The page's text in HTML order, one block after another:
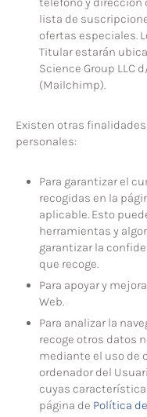
lista de
ofertas especiales.
Titular estarán
Science Group LLC
(Mailchimp).
Existen otras
personales:
Para garantizar el
recogidas en la
aplicable. Esto
herramientas y
garantizar la
que recoge.
Para apoyar y
Web.
Para analizar la
recoge otros datos
mediante el uso de
ordenador del
cuyas
página de Política